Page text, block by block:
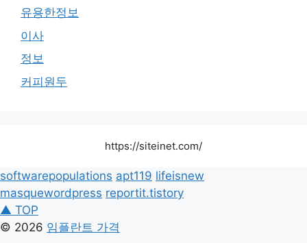
유용한정보
이사
정보
커피원두
https://siteinet.com/
softwarepopulations apt119 lifeisnew
masquewordpress reportit.tistory
▲ TOP
© 2026 임플란트 가격